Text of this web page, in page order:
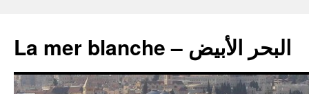
La mer blanche – البحر الأبيض